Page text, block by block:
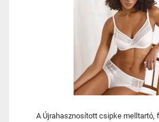
A Újrahasznosított csipke melltartó,